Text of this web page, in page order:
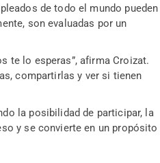
de todo el mundo pueden
son evaluadas por un
te lo esperas”, afirma Croizat.
compartirlas y ver si tienen
la posibilidad de participar, la
y se convierte en un propósito